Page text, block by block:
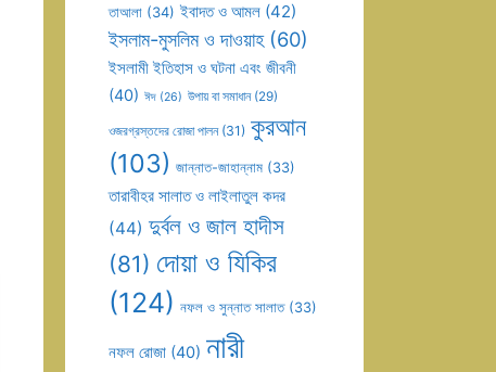
তাআলা (34) ইবাদত ও আমল (42)
ইসলাম-মুসলিম ও দাওয়াহ(60)
ইসলামী ইতিহাস ও ঘটনা এবং জীবনী
(40) ঈদ (26) উপায় বা সমাধান(29)
ওজরগ্রস্তদের রোজা পালন(31) কুরআন
(103) জান্নাত-জাহান্নাম (33)
তারাবীহর সালাত ও লাইলাতুল কদর
(44) দুর্বল ও জাল হাদীস
(81) দোয়া ও যিকির
(124) নফল ও সুন্নাত সালাত(33)
নফল রোজা (40) নারী